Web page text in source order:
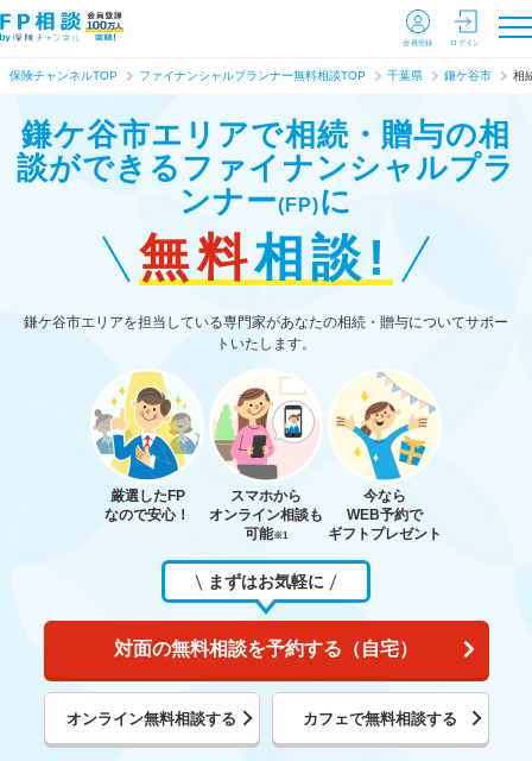
会員登録 ログイン
保険チャンネルTOP ファイナンシャルプランナー無料相談TOP 千葉県 鎌ケ谷市 相
鎌ケ谷市エリアで相続・贈与の相
談ができる ファイナンシャルプラ
ンナー(FP)に
無料相談!
鎌ケ谷市エリアを担当している専門家があなたの相続・贈与についてサポー
トいたします。
厳選したFP
なので安心！
スマホから
オンライン相談も
可能※1
今なら
WEB予約で
ギフトプレゼント
まずはお気軽に
対面の無料相談を予約する（自宅）
オンライン無料相談する カフェで無料相談する